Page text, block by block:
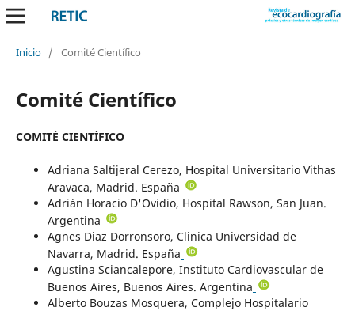
Inicio / Comité Científico
Comité Científico
COMITÉ CIENTÍFICO
Adriana Saltijeral Cerezo, Hospital Universitario Vithas
Aravaca, Madrid. España
Adrián Horacio D'Ovidio, Hospital Rawson, San Juan.
Argentina
Agnes Diaz Dorronsoro, Clinica Universidad de
Navarra, Madrid. España
Agustina Sciancalepore, Instituto Cardiovascular de
Buenos Aires, Buenos Aires. Argentina
Alberto Bouzas Mosquera, Complejo Hospitalario